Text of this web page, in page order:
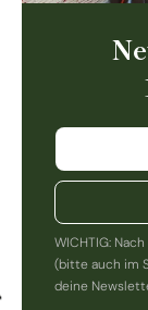
WICHTIG:
(bitte auch im
deine